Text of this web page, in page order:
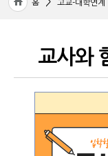
홈 고교-대학연계
교사와